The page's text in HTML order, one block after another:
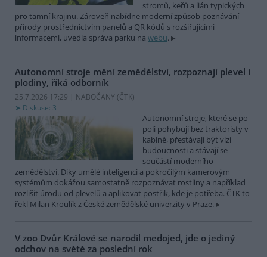
stromů, keřů a lián typických
pro tamní krajinu. Zároveň nabídne moderní způsob poznávání
přírody prostřednictvím panelů a QR kódů s rozšiřujícími
informacemi, uvedla správa parku na webu.
Autonomní stroje mění zemědělství, rozpoznají plevel i
plodiny, říká odborník
25.7.2026 17:29 | NABOČANY (ČTK)
Diskuse: 3
Autonomní stroje, které se po
poli pohybují bez traktoristy v
kabině, přestávají být vizí
budoucnosti a stávají se
součástí moderního
zemědělství. Díky umělé inteligenci a pokročilým kamerovým
systémům dokážou samostatně rozpoznávat rostliny a například
rozlišit úrodu od plevelů a aplikovat postřik, kde je potřeba. ČTK to
řekl Milan Kroulík z České zemědělské univerzity v Praze.
V zoo Dvůr Králové se narodil medojed, jde o jediný
odchov na světě za poslední rok